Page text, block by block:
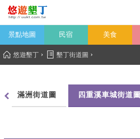
景點地圖 民宿 美食
悠遊墾丁 › 墾丁街道圖 ›
滿洲街道圖 四重溪車城街道圖